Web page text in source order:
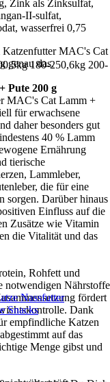
Zink als Zinksulfat,
II-sulfat,
wasserfrei 0,75
180-250,6kg 200-
Katzenfutter MAC's Cat
genau das.
Pute 200 g
MAC's Cat Lamm +
für erwachsene
daher besonders gut
40 % Lamm
Ernährung
tierische
Lammleber,
die für eine
sorgen. Darüber hinaus
Einfluss auf die
Zusätze wie Vitamin
die Vitalität und das
Rohfett und
notwendigen Nährstoffe
fördert
Dank
empfindliche Katzen
auf das
Menge gibst und
Nassfutter
Snacks